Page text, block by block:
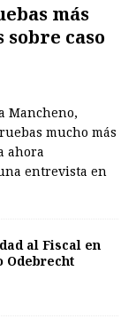
más
sobre caso
Mancheno,
mucho más
ahora
entrevista en
al Fiscal en
Odebrecht